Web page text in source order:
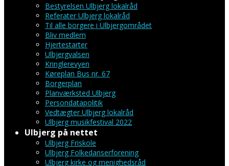
Bestyrelsen Ulbjerg lokalråd
Referater Ulbjerg lokalråd
Til alle borgere i Ulbjergområdet
Bliv medlem
Hjertestarter
Ulbjergvalsen
Kringlerevyen
Køreplan Bus nr. 67
Borgerplan
Planværksted Ulbjerg
Persondatapolitik
Vedtægter Ulbjerg lokalråd
Ulbjerg musikfestival 2022
Ulbjerg på nettet
Ulbjerg Friskole
Ulbjerg Folkedanserforening
Ulbjerg kirke og menighedsråd